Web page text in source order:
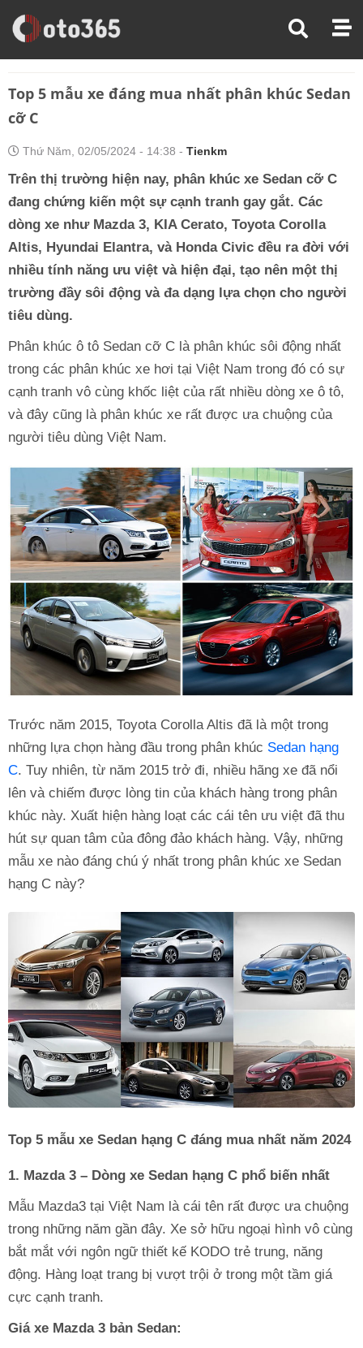
Trang Chủ
Đánh Giá Xe
Top 5 mẫu xe đáng mua nhất phân khúc Sedan
cỡ C
Thứ Năm, 02/05/2024 - 14:38 - Tienkm
Trên thị trường hiện nay, phân khúc xe Sedan cỡ C
đang chứng kiến một sự cạnh tranh gay gắt. Các
dòng xe như Mazda 3, KIA Cerato, Toyota Corolla
Altis, Hyundai Elantra, và Honda Civic đều ra đời với
nhiều tính năng ưu việt và hiện đại, tạo nên một thị
trường đầy sôi động và đa dạng lựa chọn cho người
tiêu dùng.
Phân khúc ô tô Sedan cỡ C là phân khúc sôi động nhất
trong các phân khúc xe hơi tại Việt Nam trong đó có sự
cạnh tranh vô cùng khốc liệt của rất nhiều dòng xe ô tô,
và đây cũng là phân khúc xe rất được ưa chuộng của
người tiêu dùng Việt Nam.
Trước năm 2015, Toyota Corolla Altis đã là một trong
những lựa chọn hàng đầu trong phân khúc Sedan hạng
C. Tuy nhiên, từ năm 2015 trở đi, nhiều hãng xe đã nổi
lên và chiếm được lòng tin của khách hàng trong phân
khúc này. Xuất hiện hàng loạt các cái tên ưu việt đã thu
hút sự quan tâm của đông đảo khách hàng. Vậy, những
mẫu xe nào đáng chú ý nhất trong phân khúc xe Sedan
hạng C này?
Top 5 mẫu xe Sedan hạng C đáng mua nhất năm 2024
1. Mazda 3 – Dòng xe Sedan hạng C phổ biến nhất
Mẫu Mazda3 tại Việt Nam là cái tên rất được ưa chuộng
trong những năm gần đây. Xe sở hữu ngoại hình vô cùng
bắt mắt với ngôn ngữ thiết kế KODO trẻ trung, năng
động. Hàng loạt trang bị vượt trội ở trong một tầm giá
cực cạnh tranh.
Giá xe Mazda 3 bản Sedan: